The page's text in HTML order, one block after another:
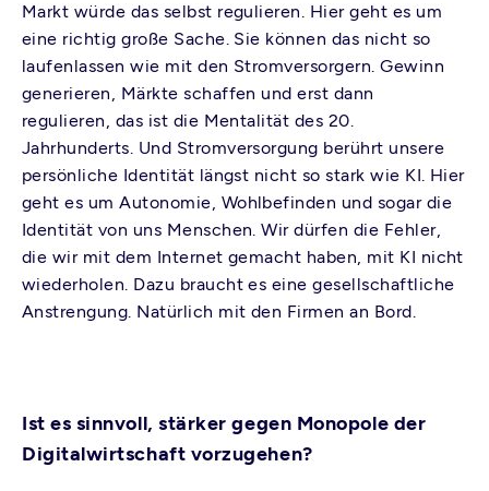
Markt würde das selbst regulieren. Hier geht es um
eine richtig große Sache. Sie können das nicht so
laufenlassen wie mit den Stromversorgern. Gewinn
generieren, Märkte schaffen und erst dann
regulieren, das ist die Mentalität des 20.
Jahrhunderts. Und Stromversorgung berührt unsere
persönliche Identität längst nicht so stark wie KI. Hier
geht es um Autonomie, Wohlbefinden und sogar die
Identität von uns Menschen. Wir dürfen die Fehler,
die wir mit dem Internet gemacht haben, mit KI nicht
wiederholen. Dazu braucht es eine gesellschaftliche
Anstrengung. Natürlich mit den Firmen an Bord.
Ist es sinnvoll, stärker gegen Monopole der
Digitalwirtschaft vorzugehen?